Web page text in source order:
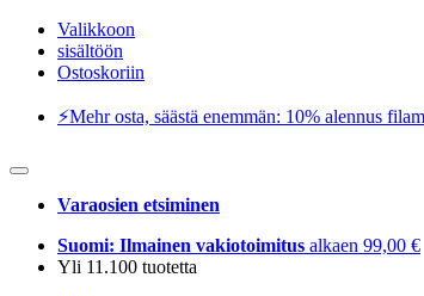
Valikkoon
sisältöön
Ostoskoriin
⚡️Mehr osta, säästä enemmän: 10% alennus
Varaosien etsiminen
Suomi: Ilmainen vakiotoimitus alkaen 99,00 €
Yli 11.100 tuotetta